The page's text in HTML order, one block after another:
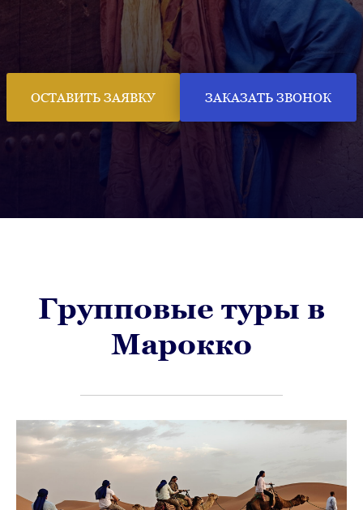
ОСТАВИТЬ ЗАЯВКУ ЗАКАЗАТЬ ЗВОНОК
Групповые туры в
Марокко